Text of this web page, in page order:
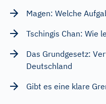
Magen: Welche
Tschingis Chan: Wie
Das Grundgesetz:
Deutschland
Gibt es eine klare